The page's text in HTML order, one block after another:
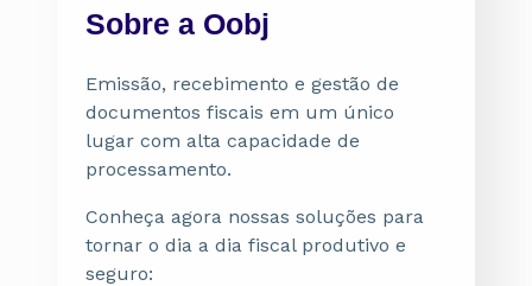
Sobre a Oobj
Emissão, recebimento e gestão de
documentos fiscais em um único
lugar com alta capacidade de
processamento.
Conheça agora nossas soluções para
tornar o dia a dia fiscal produtivo e
seguro: